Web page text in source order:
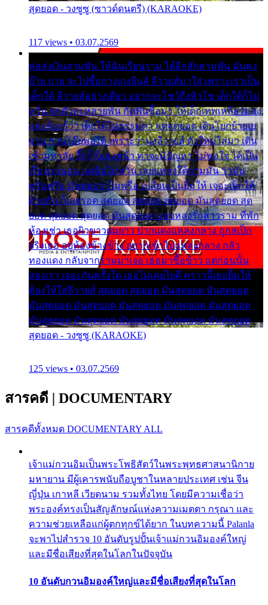
สุดยอด - วงซูซู (ซาวด์ดนตรี) (KARAOKE)
117 views • 03.07.2569
พ่อส่งเงินสามพัน ให้ฉันเรียนราม ได้อีกสักสามพัน ฉันคง
บ๊าย บาย จะไปซื้อกางเกงยีนส์ ลีวายส์มาใส่ เพราะเราเป็น
เด็กใต้ ลีวายส์อย่างเดียว อยากจะโชว์ถึงหิวโซ เด็กใต้ก็ไม่
หวั่น ตกตัวละหลายพัน กัดฟันซื้อมา ให้เด็กเทพเหลียวมอง
และต้องรู้ว่า เด็กใต้ไม่ธรรมดา แต่สุดยอด เดินโยกย้ายเย
ยวน กวนโอ๊ยพอได้ เพราะว่านุ่งลีวายส์ ตัวใหม่ใส่มา เดิน
เข้ามหาลัย จิ๊กโก๊มองหน้า ท่าจะมีปัญหา ไม่พอใจ ได้เป็น
เรื่องแน่นอน แต่ฉันไม่หวั่น เลยแหลงใต้ถามมัน ว่ามัน
พรั่นพรือ มันตอบว่าไม่พรื่อ เปลี่ยนเป็นยิ้มให้ เจอะเด็กใต้
ด้วยกัน ก็เลยรอด สุดยอด สุดยอด สุดยอด มันสุดยอด สุด
ยอด สุดยอด สุดยอด มันสุดยอด แอบหลงรักสาวราม ที่พัก
ห้องเช่า เธอผิวขาวผมยาว ปากแดงแหลงกลาง ถูกสเป็ก
จริงเธอ อยู่ห้องข้างข้าง อยากเข้าไปแหลงกลาง กลัว
ทองแดง กลับจากรามมาเจอ เธอมาซื้อข้าว แต่ก่อนนั้น
สองเรา เจอะกันครั้งใด เธอไม่เคยไยดี คราวนี้เธอยิ้มให้
ต้องให้ใส่ลีวายส์ สุดยอด สุดยอด มันสุดยอด มันสุดยอด
มันสุดยอด มันสุดยอด มันสุดยอด มันสุดยอด มันสุดยอด
มันสุดยอด มันสุดยอด มันสุดยอด มันสุดยอด มันสุดยอด
สุดยอด - วงซูซู (KARAOKE)
125 views • 03.07.2569
สารคดี | DOCUMENTARY
สารคดีทั้งหมด DOCUMENTARY ALL
เจ้าแม่กวนอิมเป็นพระโพธิสัตว์ในพระพุทธศาสนานิกาย
มหายาน มีผู้เคารพนับถือบูชาในหลายประเทศ เช่น จีน
ญี่ปุ่น เกาหลี เวียดนาม รวมทั้งไทย โดยมีความเชื่อว่า
พระองค์ทรงเป็นสัญลักษณ์แห่งความเมตตา กรุณา และ
ความช่วยเหลือแก่ผู้ตกทุกข์ได้ยาก ในบทความนี้ Palanla
จะพาไปสำรวจ 10 อันดับรูปปั้นเจ้าแม่กวนอิมองค์ใหญ่
และมีชื่อเสียงที่สุดในโลกในปัจจุบัน
10 อันดับกวนอิมองค์ใหญ่และมีชื่อเสียงที่สุดในโลก